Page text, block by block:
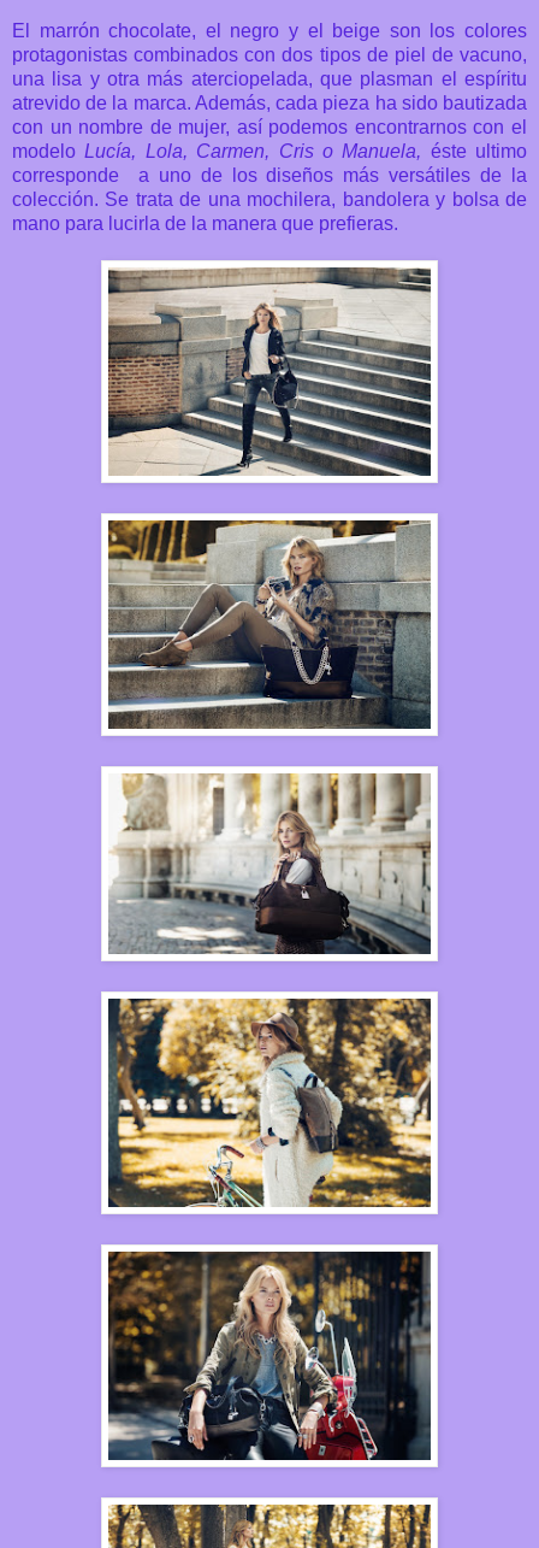
El marrón chocolate, el negro y el beige son los colores
protagonistas combinados con dos tipos de piel de vacuno,
una lisa y otra más aterciopelada, que plasman el espíritu
atrevido de la marca. Además, cada pieza ha sido bautizada
con un nombre de mujer, así podemos encontrarnos con el
modeloLucía, Lola, Carmen, Cris o Manuela, éste ultimo
corresponde a uno de los diseños más versátiles de la
colección. Se trata de una mochilera, bandolera y bolsa de
mano para lucirla de la manera que prefieras.